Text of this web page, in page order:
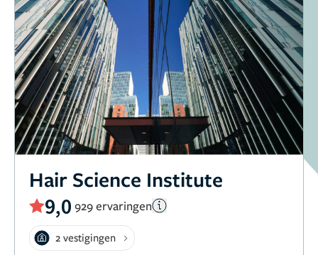
Hair Science Institute
9,0 929 ervaringen
2 vestigingen